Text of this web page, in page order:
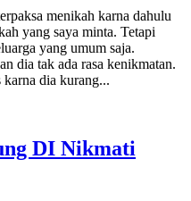
menikah karna dahulu
yang saya minta. Tetapi
yang umum saja.
dia tak ada rasa kenikmatan.
karna dia kurang...
DI Nikmati